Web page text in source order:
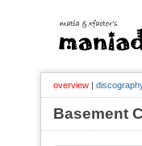
overview |
Basement